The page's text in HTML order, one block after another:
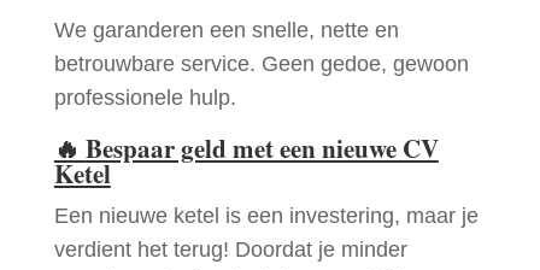
We garanderen een snelle, nette en
betrouwbare service. Geen gedoe, gewoon
professionele hulp.
🔥 Bespaar geld met een nieuwe CV
Ketel
Een nieuwe ketel is een investering, maar je
verdient het terug! Doordat je minder